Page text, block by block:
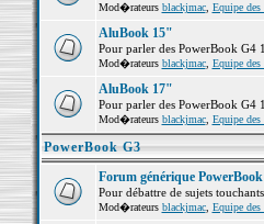
Mod�rateurs blackjmac, Equipe des
AluBook 15"
Pour parler des PowerBook G4
Mod�rateurs blackjmac, Equipe des
AluBook 17"
Pour parler des PowerBook G4
Mod�rateurs blackjmac, Equipe des
PowerBook G3
Forum générique
Pour débattre de sujets
Mod�rateurs blackjmac, Equipe des